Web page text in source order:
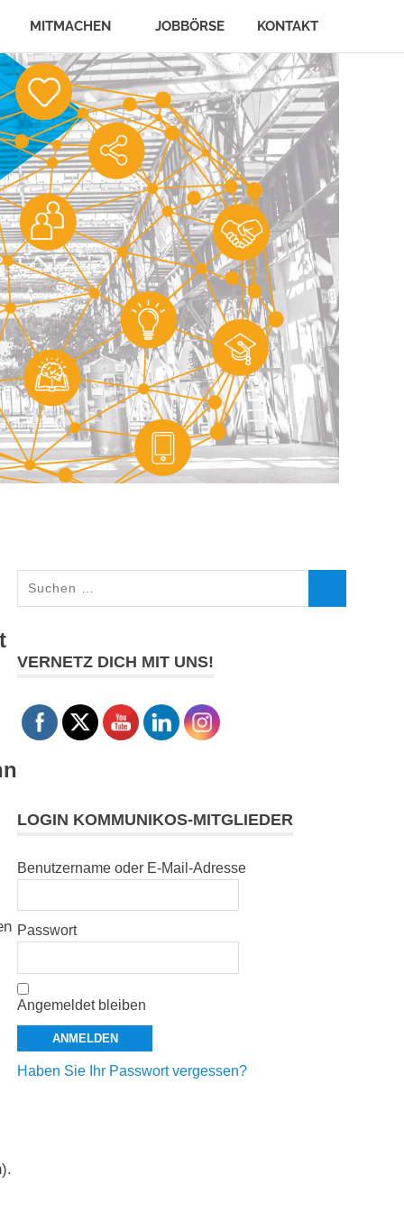
MITMACHEN JOBBÖRSE KONTAKT
VERNETZ DICH MIT UNS!
LOGIN KOMMUNIKOS-MITGLIEDER
Benutzername oder E-Mail-Adresse
Passwort
Angemeldet bleiben
Haben Sie Ihr Passwort vergessen?